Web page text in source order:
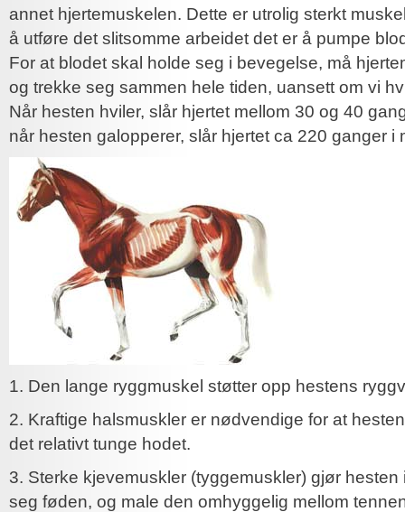
annet hjertemuskelen. Dette er utrolig sterkt
å utføre det slitsomme arbeidet det er å pumpe
For at blodet skal holde seg i bevegelse, må
og trekke seg sammen hele tiden, uansett om vi
Når hesten hviler, slår hjertet mellom 30 og 40
når hesten galopperer, slår hjertet ca 220 ganger i
1. Den lange ryggmuskel støtter opp hestens
2. Kraftige halsmuskler er nødvendige for at
det relativt tunge hodet.
3. Sterke kjevemuskler (tyggemuskler) gjør hesten
seg føden, og male den omhyggelig mellom